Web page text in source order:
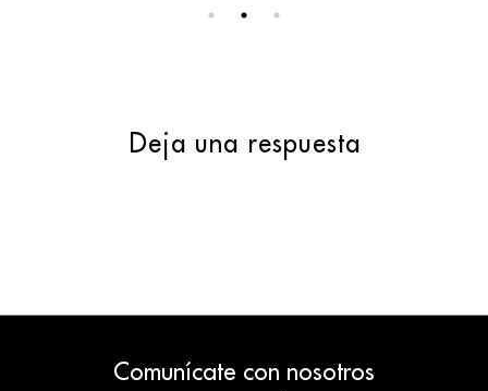
Deja una respuesta
Comunícate con nosotros